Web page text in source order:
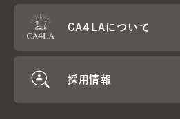
CA4LAについて
採用情報